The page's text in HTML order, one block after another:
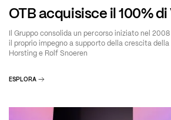
OTB acquisisce il 100%
Il Gruppo consolida un percorso iniziato nel
il proprio impegno a supporto della crescita
Horsting e Rolf Snoeren
ESPLORA